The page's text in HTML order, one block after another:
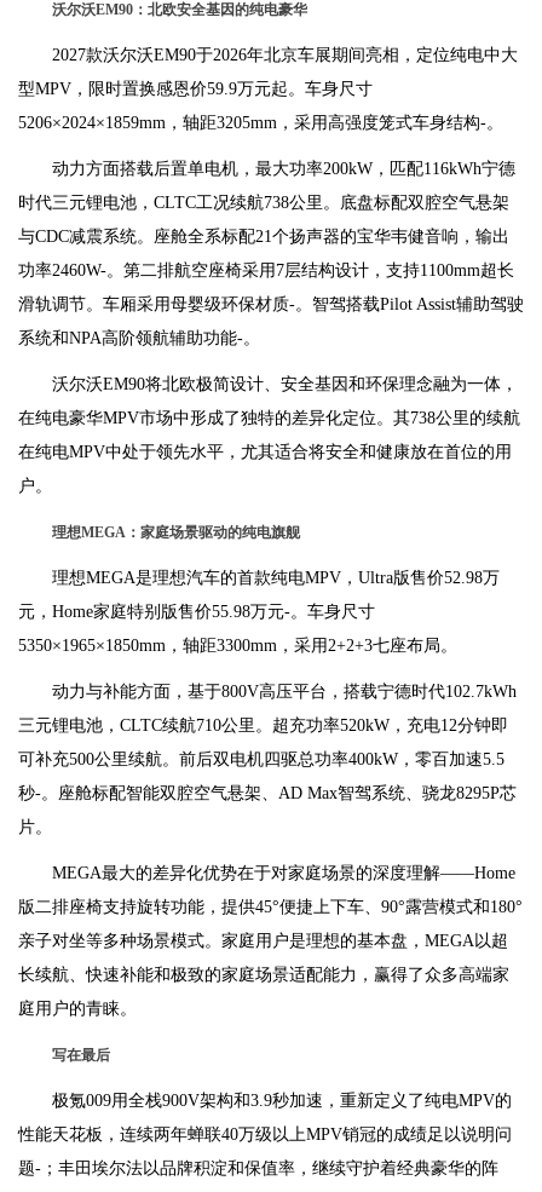
沃尔沃EM90：北欧安全基因的纯电豪华
2027款沃尔沃EM90于2026年北京车展期间亮相，定位纯电中大
型MPV，限时置换感恩价59.9万元起。车身尺寸
5206×2024×1859mm，轴距3205mm，采用高强度笼式车身结构-。
动力方面搭载后置单电机，最大功率200kW，匹配116kWh宁德
时代三元锂电池，CLTC工况续航738公里。底盘标配双腔空气悬架
与CDC减震系统。座舱全系标配21个扬声器的宝华韦健音响，输出
功率2460W-。第二排航空座椅采用7层结构设计，支持1100mm超长
滑轨调节。车厢采用母婴级环保材质-。智驾搭载Pilot Assist辅助驾驶
系统和NPA高阶领航辅助功能-。
沃尔沃EM90将北欧极简设计、安全基因和环保理念融为一体，
在纯电豪华MPV市场中形成了独特的差异化定位。其738公里的续航
在纯电MPV中处于领先水平，尤其适合将安全和健康放在首位的用
户。
理想MEGA：家庭场景驱动的纯电旗舰
理想MEGA是理想汽车的首款纯电MPV，Ultra版售价52.98万
元，Home家庭特别版售价55.98万元-。车身尺寸
5350×1965×1850mm，轴距3300mm，采用2+2+3七座布局。
动力与补能方面，基于800V高压平台，搭载宁德时代102.7kWh
三元锂电池，CLTC续航710公里。超充功率520kW，充电12分钟即
可补充500公里续航。前后双电机四驱总功率400kW，零百加速5.5
秒-。座舱标配智能双腔空气悬架、AD Max智驾系统、骁龙8295P芯
片。
MEGA最大的差异化优势在于对家庭场景的深度理解——Home
版二排座椅支持旋转功能，提供45°便捷上下车、90°露营模式和180°
亲子对坐等多种场景模式。家庭用户是理想的基本盘，MEGA以超
长续航、快速补能和极致的家庭场景适配能力，赢得了众多高端家
庭用户的青睐。
写在最后
极氪009用全栈900V架构和3.9秒加速，重新定义了纯电MPV的
性能天花板，连续两年蝉联40万级以上MPV销冠的成绩足以说明问
题-；丰田埃尔法以品牌积淀和保值率，继续守护着经典豪华的阵